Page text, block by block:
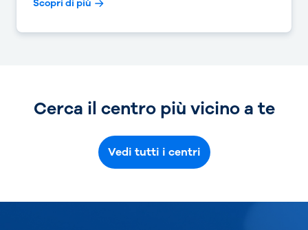
Scopri di più
Cerca il centro più vicino a te
Vedi tutti i centri